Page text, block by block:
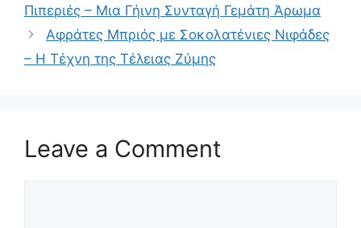
Πιπεριές – Μια Γήινη Συνταγή Γεμάτη Άρωμα
Αφράτες Μπριός με Σοκολατένιες Νιφάδες
– Η Τέχνη της Τέλειας Ζύμης
Leave a Comment